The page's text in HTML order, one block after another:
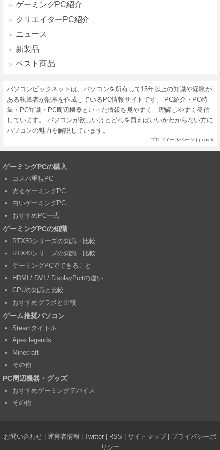
ゲーミングPC紹介
クリエイターPC紹介
ニュース
新製品
ベスト商品
パソコンピックネットは、パソコンを所有して15年以上の知識や経験が
ある執筆者が記事を作成しているPC情報サイトです。 PC紹介・PC特
集・PC知識・PC周辺機器といった情報を見やすく、理解しやすく発信
しています。 パソコンが欲しいけどどれを買えばいいかわからない方に
パソコンの魅力を解説しています。
プロフィールページ | pcpick
ゲーミングPCの購入
コスパ重視PC
光るゲーミングPC
白いゲーミングPC
おすすめPC一式
ゲーミングPCの知識
RTX50シリーズの知識・比較
RTX40シリーズの知識・比較
ゲーミングPCでできること
HDMI / DVI / DisplayPortの違い
CPUの知識と比較
おすすめグラボと比較
ゲーム推奨パソコン
Steamタイトル
Apex legends
Minecraft
その他
PC周辺機器・グッズ
おすすめゲーミングデバイス
その他
お問い合わせ 運営者情報 Twitter RSS サイトマップ| プライバシーポ
リシー